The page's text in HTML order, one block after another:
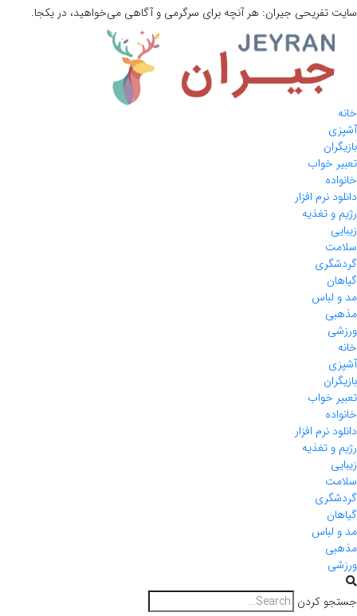
سایت تفریحی جیران: هر آنچه برای سرگرمی و آگاهی می‌خواهید، در یکجا.
خانه
آشپزی
بازیگران
تعبیر خواب
خانواده
دانلود نرم افزار
رژیم و تغذیه
زیبایی
سلامت
گردشگری
گیاهان
مد و لباس
مذهبی
ورزشی
خانه
آشپزی
بازیگران
تعبیر خواب
خانواده
دانلود نرم افزار
رژیم و تغذیه
زیبایی
سلامت
گردشگری
گیاهان
مد و لباس
مذهبی
ورزشی
جستجو کردن